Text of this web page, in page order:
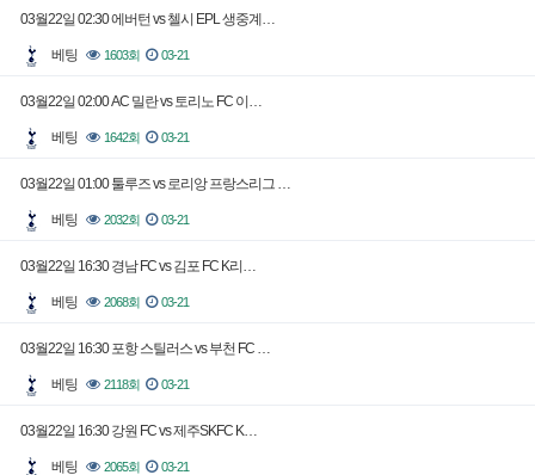
03월22일 02:30 에버턴 vs 첼시 EPL 생중계…
베팅 1603회 03-21
03월22일 02:00 AC 밀란 vs 토리노 FC 이…
베팅 1642회 03-21
03월22일 01:00 툴루즈 vs 로리앙 프랑스리그 …
베팅 2032회 03-21
03월22일 16:30 경남 FC vs 김포 FC K리…
베팅 2068회 03-21
03월22일 16:30 포항 스틸러스 vs 부천 FC …
베팅 2118회 03-21
03월22일 16:30 강원 FC vs 제주SKFC K…
베팅 2065회 03-21